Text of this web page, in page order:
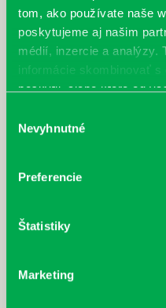
tom, ako používate naše
poskytujeme aj našim
médií, inzercie a analýzy.
informácie skombinovať s
poskytli, alebo ktoré od
súhlasu
Nevyhnutné
Preferencie
Štatistiky
Marketing
McGrath, Andy: Tadej Pogačar:
nezastaviteľný